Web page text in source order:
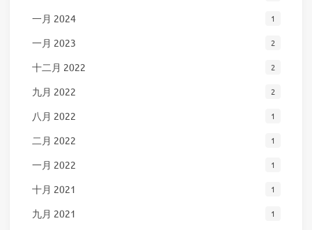
一月 2024 1
一月 2023 2
十二月 2022 2
九月 2022 2
八月 2022 1
二月 2022 1
一月 2022 1
十月 2021 1
九月 2021 1